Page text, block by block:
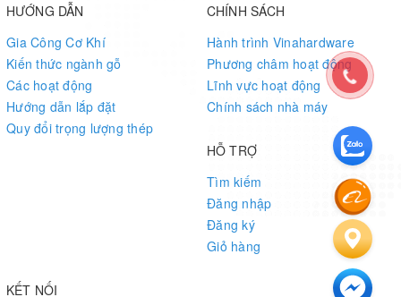
HƯỚNG DẪN
Gia Công Cơ Khí
Kiến thức ngành gỗ
Các hoạt động
Hướng dẫn lắp đặt
Quy đổi trọng lượng thép
CHÍNH SÁCH
Hành trình Vinahardware
Phương châm hoạt động
Lĩnh vực hoạt động
Chính sách nhà máy
HỖ TRỢ
Tìm kiếm
Đăng nhập
Đăng ký
Giỏ hàng
KẾT NỐI